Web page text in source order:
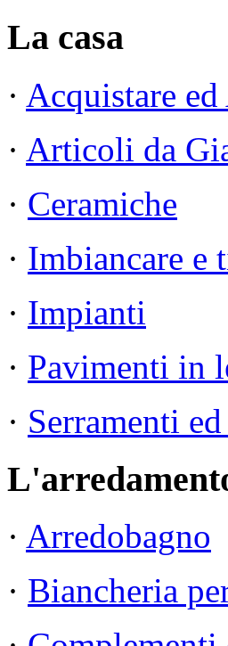
La casa
· Acquistare
· Articoli da
· Ceramiche
· Imbiancare e
· Impianti
· Pavimenti in
· Serramenti
· Arredobagno
· Biancheria